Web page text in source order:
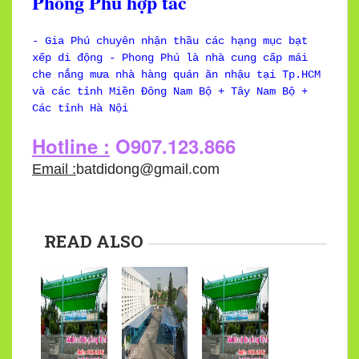
- Gia Phú chuyên nhận thầu các hạng mục bạt
xếp di động - Phong Phú là nhà cung cấp mái
che nắng mưa nhà hàng quán ăn nhậu tại Tp.HCM
và các tỉnh Miền Đông Nam Bộ + Tây Nam Bộ +
Các tỉnh Hà Nội
Hotline : O907.123.866
Email :batdidong@gmail.com
READ ALSO